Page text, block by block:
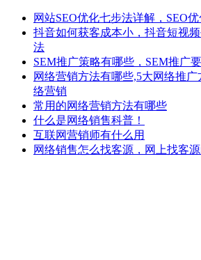
网站SEO优化七步法详解，SEO
抖音如何获客成本小，抖音短视
法
SEM推广策略有哪些，SEM推广
网络营销方法有哪些,5大网络推
络营销
常用的网络营销方法有哪些
什么是网络销售科普！
互联网营销师有什么用
网络销售怎么找客源，网上找客